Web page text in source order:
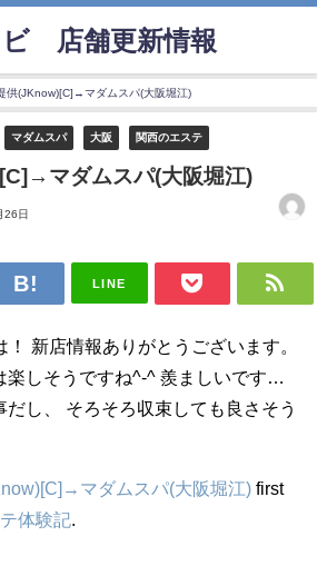
ビ®店舗更新情報
供(JKnow)[C]→マダムスパ(大阪堀江)
マダムスパ 大阪 関西のエステ
マダムスパ(大阪堀江)
26日
LINE
新店情報ありがとうございます。
楽しそうですね^-^ 羨ましいです…
だし、 そろそろ収束しても良さそう
マダムスパ(大阪堀江) first
体験記